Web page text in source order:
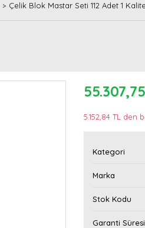
Çelik Blok Mastar Seti 112 Adet 1 Kalite
5.152,84 TL den
Kategori
Marka
Stok Kodu
Garanti Süresi